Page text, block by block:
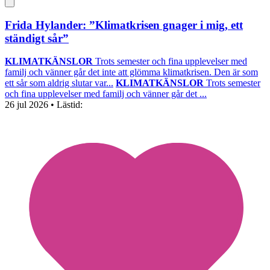
Frida Hylander: ”Klimatkrisen gnager i mig, ett
ständigt sår”
KLIMATKÄNSLOR Trots semester och fina upplevelser med
familj och vänner går det inte att glömma klimatkrisen. Den är som
ett sår som aldrig slutar var... KLIMATKÄNSLOR Trots semester
och fina upplevelser med familj och vänner går det ...
26 jul 2026 • Lästid: